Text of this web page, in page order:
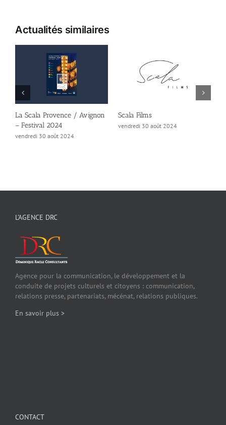
Actualités similaires
La Scala Provence / Avignon
– Festival 2024
vendredi 30 août 2024
Scala Films
vendredi 30 août 2024
L’AGENCE DRC
Agence pour la communication, le développement et la
conduite de projets culturels et citoyens : communication,
relations presse, partenariats, mécénat, relations publiques.
En savoir plus >
CONTACT